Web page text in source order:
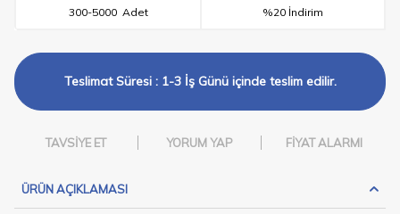
300-5000Adet %20 İndirim
Teslimat Süresi : 1-3 İş Günü içinde teslim edilir.
FIYAT ALARMI
YORUM YAP
TAVSIYE ET
ÜRÜN AÇIKLAMASI